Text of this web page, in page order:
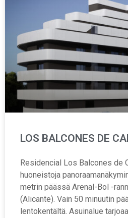
LOS BALCONES DE
Residencial Los Balcones de
huoneistoja
metrin päässä Arenal-Bol -
(Alicante). Vain 50 minuutin
lentokentältä. Asuinalue